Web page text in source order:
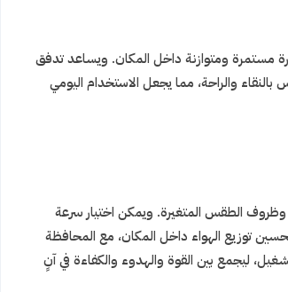
مستمرة ومتوازنة داخل المكان. ويساعد تدفق
والراحة، مما يجعل الاستخدام اليومي
الطقس المتغيرة. ويمكن اختيار سرعة
توزيع الهواء داخل المكان، مع المحافظة
ليجمع بين القوة والهدوء والكفاءة في آنٍ